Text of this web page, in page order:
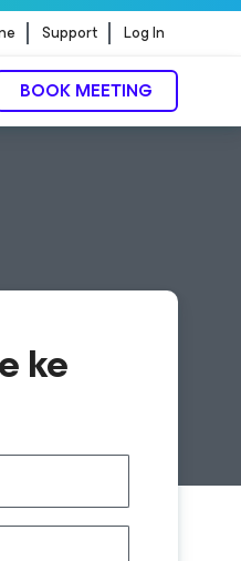
Support Log In
BOOK MEETING
ke